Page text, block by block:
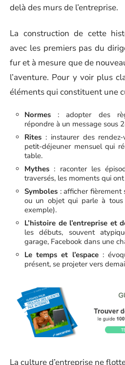
delà des murs de l’entreprise.
La construction de cette
avec les premiers pas du
fur et à mesure que de
l’aventure. Pour y voir plus
éléments qui constituent une
Normes : adopter des
répondre à un message sous
Rites : instaurer des
petit-déjeuner mensuel qui
table.
Mythes : raconter les
traversés, les moments qui
Symboles : afficher fièrement
ou un objet qui parle à
exemple).
L’histoire de l’entreprise et
les débuts, souvent
garage, Facebook dans une
Le temps et l’espace:
présent, se projeter vers
La culture d’entreprise ne